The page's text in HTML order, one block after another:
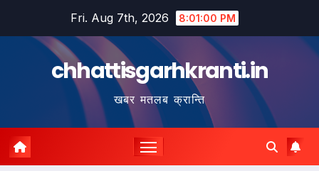
Fri. Aug 7th, 2026 8:01:01 PM
chhattisgarhkranti.in
खबर मतलब क्रान्ति